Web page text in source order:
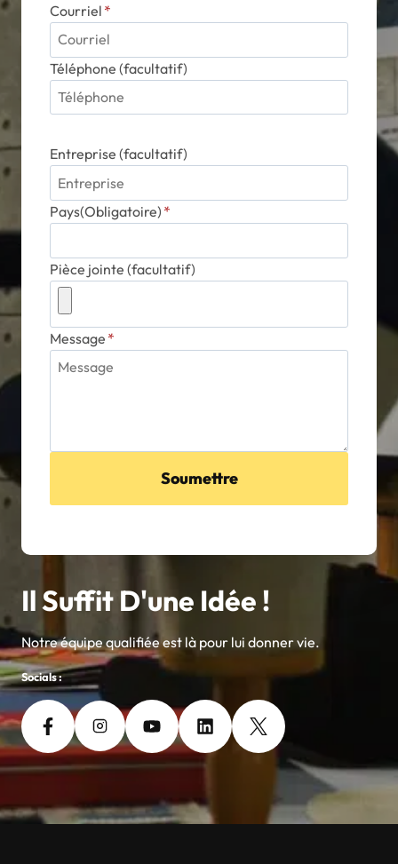
Courriel *
Téléphone (facultatif)
Entreprise (facultatif)
Pays(Obligatoire) *
Pièce jointe (facultatif)
Message *
Soumettre
Il Suffit D'une Idée !
Notre équipe qualifiée est là pour lui donner vie.
Socials :